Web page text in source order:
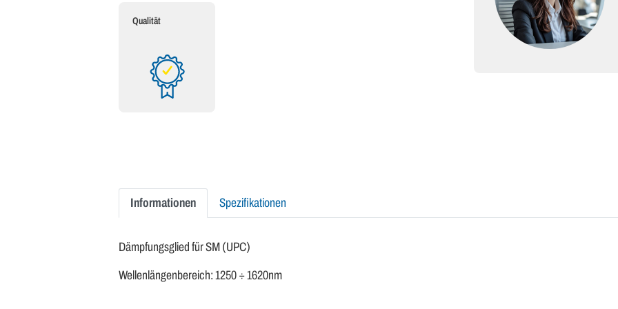
Qualität
Informationen Spezifikationen
Dämpfungsglied für SM (UPC)
Wellenlängenbereich: 1250 ÷ 1620nm